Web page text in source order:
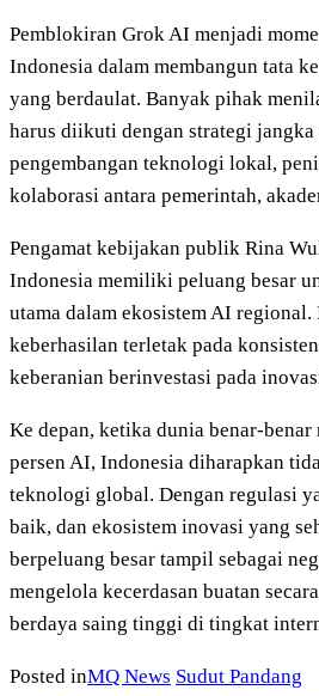
Pemblokiran Grok AI menjadi
Indonesia dalam membangun tata
yang berdaulat. Banyak pihak
harus diikuti dengan strategi
pengembangan teknologi lokal,
kolaborasi antara pemerintah,
Pengamat kebijakan publik Rina
Indonesia memiliki peluang besar
utama dalam ekosistem AI
keberhasilan terletak pada
keberanian berinvestasi pada
Ke depan, ketika dunia benar-benar
persen AI, Indonesia diharapkan
teknologi global. Dengan regulasi
baik, dan ekosistem inovasi yang
berpeluang besar tampil sebagai
mengelola kecerdasan buatan
berdaya saing tinggi di tingkat
Posted inMQ News Sudut Pandang